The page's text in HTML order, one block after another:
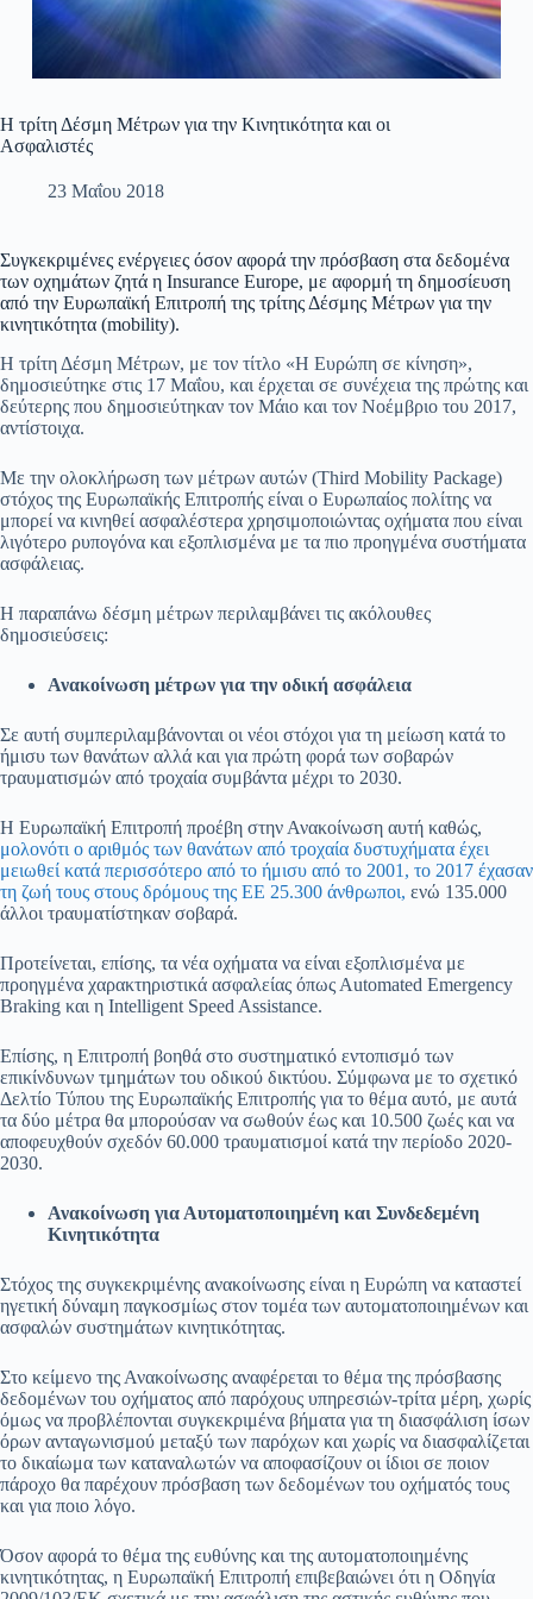
Η τρίτη Δέσμη Μέτρων για την Κινητικότητα και οι
Ασφαλιστές
23 Μαΐου 2018
Συγκεκριμένες ενέργειες όσον αφορά την πρόσβαση στα δεδομένα
των οχημάτων ζητά η Insurance Europe, με αφορμή τη δημοσίευση
από την Ευρωπαϊκή Επιτροπή της τρίτης Δέσμης Μέτρων για την
κινητικότητα (mobility).
H τρίτη Δέσμη Μέτρων, με τον τίτλο «Η Ευρώπη σε κίνηση»,
δημοσιεύτηκε στις 17 Μαΐου, και έρχεται σε συνέχεια της πρώτης και
δεύτερης που δημοσιεύτηκαν τον Μάιο και τον Νοέμβριο του 2017,
αντίστοιχα.
Με την ολοκλήρωση των μέτρων αυτών (Τhird Mobility Package)
στόχος της Ευρωπαϊκής Επιτροπής είναι ο Ευρωπαίος πολίτης να
μπορεί να κινηθεί ασφαλέστερα χρησιμοποιώντας οχήματα που είναι
λιγότερο ρυπογόνα και εξοπλισμένα με τα πιο προηγμένα συστήματα
ασφάλειας.
Η παραπάνω δέσμη μέτρων περιλαμβάνει τις ακόλουθες
δημοσιεύσεις:
Ανακοίνωση μέτρων για την οδική ασφάλεια
Σε αυτή συμπεριλαμβάνονται οι νέοι στόχοι για τη μείωση κατά το
ήμισυ των θανάτων αλλά και για πρώτη φορά των σοβαρών
τραυματισμών από τροχαία συμβάντα μέχρι το 2030.
Η Ευρωπαϊκή Επιτροπή προέβη στην Ανακοίνωση αυτή καθώς,
μολονότι ο αριθμός των θανάτων από τροχαία δυστυχήματα έχει
μειωθεί κατά περισσότερο από το ήμισυ από το 2001, το 2017 έχασαν
τη ζωή τους στους δρόμους της ΕΕ 25.300 άνθρωποι, ενώ 135.000
άλλοι τραυματίστηκαν σοβαρά.
Προτείνεται, επίσης, τα νέα οχήματα να είναι εξοπλισμένα με
προηγμένα χαρακτηριστικά ασφαλείας όπως Αutomated Emergency
Braking και η Intelligent Speed Assistance.
Επίσης, η Επιτροπή βοηθά στο συστηματικό εντοπισμό των
επικίνδυνων τμημάτων του οδικού δικτύου. Σύμφωνα με το σχετικό
Δελτίο Τύπου της Ευρωπαϊκής Επιτροπής για το θέμα αυτό, με αυτά
τα δύο μέτρα θα μπορούσαν να σωθούν έως και 10.500 ζωές και να
αποφευχθούν σχεδόν 60.000 τραυματισμοί κατά την περίοδο 2020-
2030.
Ανακοίνωση για Αυτοματοποιημένη και Συνδεδεμένη
Κινητικότητα
Στόχος της συγκεκριμένης ανακοίνωσης είναι η Ευρώπη να καταστεί
ηγετική δύναμη παγκοσμίως στον τομέα των αυτοματοποιημένων και
ασφαλών συστημάτων κινητικότητας.
Στο κείμενο της Ανακοίνωσης αναφέρεται το θέμα της πρόσβασης
δεδομένων του οχήματος από παρόχους υπηρεσιών-τρίτα μέρη, χωρίς
όμως να προβλέπονται συγκεκριμένα βήματα για τη διασφάλιση ίσων
όρων ανταγωνισμού μεταξύ των παρόχων και χωρίς να διασφαλίζεται
το δικαίωμα των καταναλωτών να αποφασίζουν οι ίδιοι σε ποιον
πάροχο θα παρέχουν πρόσβαση των δεδομένων του οχήματός τους
και για ποιο λόγο.
Όσον αφορά το θέμα της ευθύνης και της αυτοματοποιημένης
κινητικότητας, η Ευρωπαϊκή Επιτροπή επιβεβαιώνει ότι η Οδηγία